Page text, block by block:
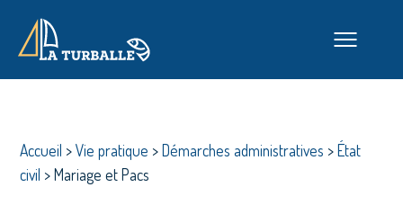
Accueil >Vie pratique >Démarches administratives >État
civil >Mariage et Pacs